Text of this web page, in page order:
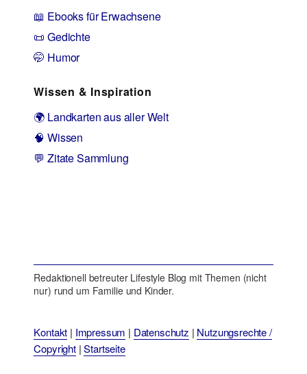
📖 Ebooks für Erwachsene
📜 Gedichte
🤭 Humor
Wissen & Inspiration
🌍 Landkarten aus aller Welt
🧠 Wissen
💬 Zitate Sammlung
Redaktionell betreuter Lifestyle Blog mit Themen (nicht
nur) rund um Familie und Kinder.
Kontakt | Impressum | Datenschutz | Nutzungsrechte /
Copyright|Startseite